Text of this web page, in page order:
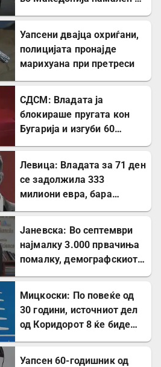
Уапсени двајца охриѓани,
полицијата пронајде
марихуана при претреси
СДСМ: Владата ја
блокираше пругата кон
Бугарија и изгуби 60
Левица: Владата за 71 ден
се задолжила 333
милиони евра, бара
Јаневска: Во септември
најмалку 3.000 првачиња
помалку, демографскиот
Мицкоски: По повеќе од
30 години, источниот дел
од Коридорот 8 ќе биде
Уапсен 60-годишник од